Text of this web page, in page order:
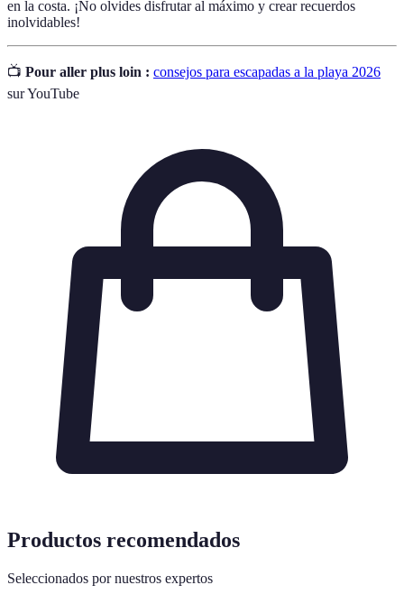
en la costa. ¡No olvides disfrutar al máximo y crear recuerdos
inolvidables!
📺 Pour aller plus loin : consejos para escapadas a la playa 2026
sur YouTube
Productos recomendados
Seleccionados por nuestros expertos